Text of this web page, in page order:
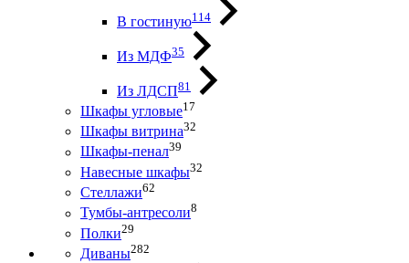
В гостиную114
Из МДФ35
Из ЛДСП81
Шкафы угловые17
Шкафы витрина32
Шкафы-пенал39
Навесные шкафы32
Стеллажи62
Тумбы-антресоли8
Полки29
Диваны282